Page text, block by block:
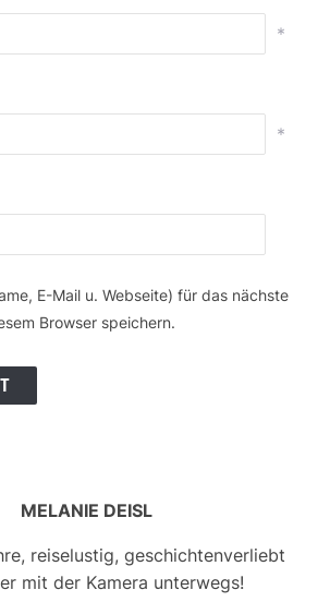
*
*
E-Mail u. Webseite) für das nächste
Browser speichern.
MELANIE DEISL
reiselustig, geschichtenverliebt
mit der Kamera unterwegs!